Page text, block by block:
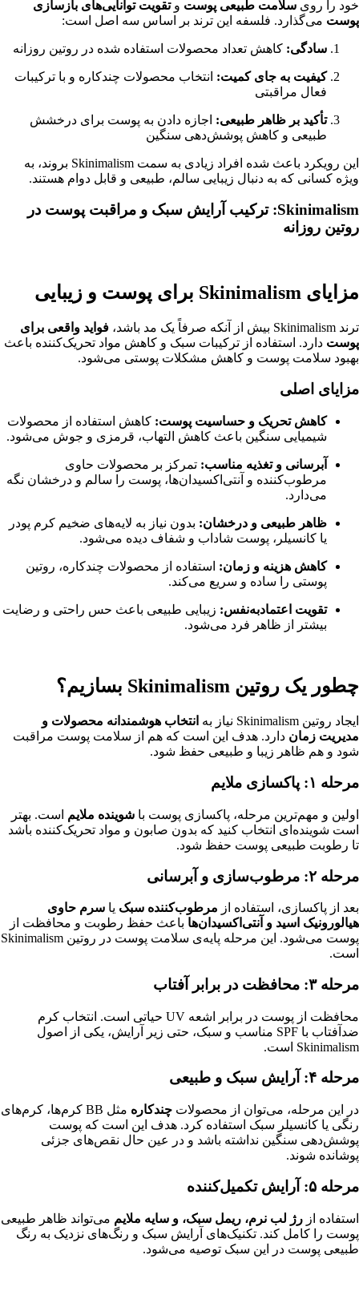
خود را روی سلامت طبیعی پوست وتقویت توانایی‌های بازسازی
پوست می‌گذارد. فلسفه این ترند بر اساس سه اصل است:
سادگی: کاهش تعداد محصولات استفاده شده در روتین روزانه
کیفیت به جای کمیت: انتخاب محصولات چندکاره و با ترکیبات
فعال مراقبتی
تأکید بر ظاهر طبیعی: اجازه دادن به پوست برای درخشش
طبیعی و کاهش پوشش‌دهی سنگین
این رویکرد باعث شده افراد زیادی به سمت Skinimalism بروند، به
ویژه کسانی که به دنبال زیبایی سالم، طبیعی و قابل دوام هستند.
Skinimalism: ترکیب آرایش سبک و مراقبت پوست در
روتین روزانه
مزایای Skinimalism برای پوست و زیبایی
ترند Skinimalism بیش از آنکه صرفاً یک مد باشد،
فواید واقعی برای
پوست دارد. استفاده از ترکیبات سبک و کاهش مواد تحریک‌کننده باعث
بهبود سلامت پوست و کاهش مشکلات پوستی می‌شود.
مزایای اصلی
کاهش تحریک و حساسیت پوست: کاهش استفاده از محصولات
شیمیایی سنگین باعث کاهش التهاب، قرمزی و جوش می‌شود.
آبرسانی و تغذیه مناسب: تمرکز بر محصولات حاوی
مرطوب‌کننده و آنتی‌اکسیدان‌ها، پوست را سالم و درخشان نگه
می‌دارد.
ظاهر طبیعی و درخشان: بدون نیاز به لایه‌های ضخیم کرم پودر
یا کانسیلر، پوست شاداب و شفاف دیده می‌شود.
کاهش هزینه و زمان: استفاده از محصولات چندکاره، روتین
پوستی را ساده و سریع می‌کند.
تقویت اعتمادبه‌نفس: زیبایی طبیعی باعث حس راحتی و رضایت
بیشتر از ظاهر فرد می‌شود.
چطور یک روتین Skinimalism بسازیم؟
ایجاد روتین Skinimalism نیاز به
انتخاب هوشمندانه محصولات و
مدیریت زمان دارد. هدف این است که هم از سلامت پوست مراقبت
شود و هم ظاهر زیبا و طبیعی حفظ شود.
مرحله ۱: پاکسازی ملایم
اولین و مهم‌ترین مرحله، پاکسازی پوست با شوینده ملایم است. بهتر
است شوینده‌ای انتخاب کنید که بدون صابون و مواد تحریک‌کننده باشد
تا رطوبت طبیعی پوست حفظ شود.
مرحله ۲: مرطوب‌سازی و آبرسانی
بعد از پاکسازی، استفاده از مرطوب‌کننده سبک یا سرم حاوی
هیالورونیک اسید و آنتی‌اکسیدان‌ها باعث حفظ رطوبت و محافظت از
پوست می‌شود. این مرحله پایه‌ی سلامت پوست در روتین Skinimalism
است.
مرحله ۳: محافظت در برابر آفتاب
محافظت از پوست در برابر اشعه UV حیاتی است. انتخاب کرم
ضدآفتاب با SPF مناسب و سبک، حتی زیر آرایش، یکی از اصول
Skinimalism است.
مرحله ۴: آرایش سبک و طبیعی
در این مرحله، می‌توان از محصولات چندکاره
مثل BB کرم‌ها، کرم‌های
رنگی یا کانسیلر سبک استفاده کرد. هدف این است که پوست
پوشش‌دهی سنگین نداشته باشد و در عین حال نقص‌های جزئی
پوشانده شوند.
مرحله ۵: آرایش تکمیل‌کننده
استفاده از رژ لب نرم، ریمل سبک، و سایه ملایم می‌تواند ظاهر طبیعی
پوست را کامل کند. تکنیک‌های آرایش سبک و رنگ‌های نزدیک به رنگ
طبیعی پوست در این سبک توصیه می‌شود.